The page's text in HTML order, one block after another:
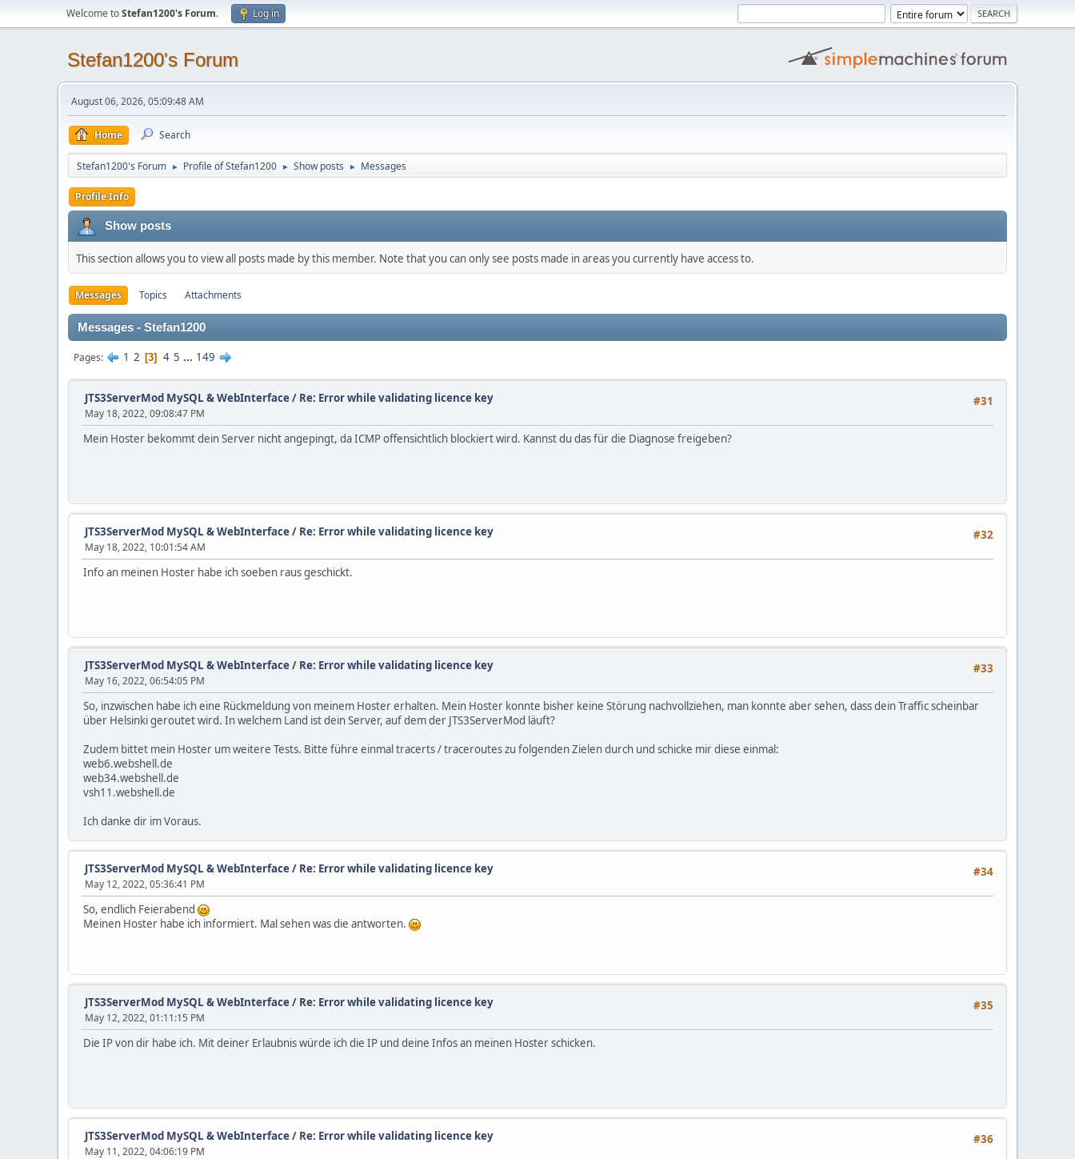
Welcome toStefan1200's Forum. Log in
Stefan1200's Forum
August 06, 2026, 05:09:48 AM
Home Search
Stefan1200's Forum ► Profile of Stefan1200 ► Show posts ► Messages
Profile Info
Show posts
This section allows you to view all posts made by this member. Note that you can only see posts made in areas you currently have access to.
Messages Topics Attachments
Messages - Stefan1200
Pages 1 2 3 4 5 ... 149
#31
JTS3ServerMod MySQL & WebInterface/ Re: Error while validating licence key
May 18, 2022, 09:08:47 PM
Mein Hoster bekommt dein Server nicht angepingt, da ICMP offensichtlich blockiert wird. Kannst du das für die Diagnose freigeben?
#32
JTS3ServerMod MySQL & WebInterface/ Re: Error while validating licence key
May 18, 2022, 10:01:54 AM
Info an meinen Hoster habe ich soeben raus geschickt.
#33
JTS3ServerMod MySQL & WebInterface/ Re: Error while validating licence key
May 16, 2022, 06:54:05 PM
So, inzwischen habe ich eine Rückmeldung von meinem Hoster erhalten. Mein Hoster konnte bisher keine Störung nachvollziehen, man konnte aber sehen, dass dein Traffic scheinbar
über Helsinki geroutet wird. In welchem Land ist dein Server, auf dem der JTS3ServerMod läuft?
Zudem bittet mein Hoster um weitere Tests. Bitte führe einmal tracerts / traceroutes zu folgenden Zielen durch und schicke mir diese einmal:
web6.webshell.de
web34.webshell.de
vsh11.webshell.de
Ich danke dir im Voraus.
#34
JTS3ServerMod MySQL & WebInterface/ Re: Error while validating licence key
May 12, 2022, 05:36:41 PM
So, endlich Feierabend
Meinen Hoster habe ich informiert. Mal sehen was die antworten.
#35
JTS3ServerMod MySQL & WebInterface/ Re: Error while validating licence key
May 12, 2022, 01:11:15 PM
Die IP von dir habe ich. Mit deiner Erlaubnis würde ich die IP und deine Infos an meinen Hoster schicken.
#36
JTS3ServerMod MySQL & WebInterface/ Re: Error while validating licence key
May 11, 2022, 04:06:19 PM